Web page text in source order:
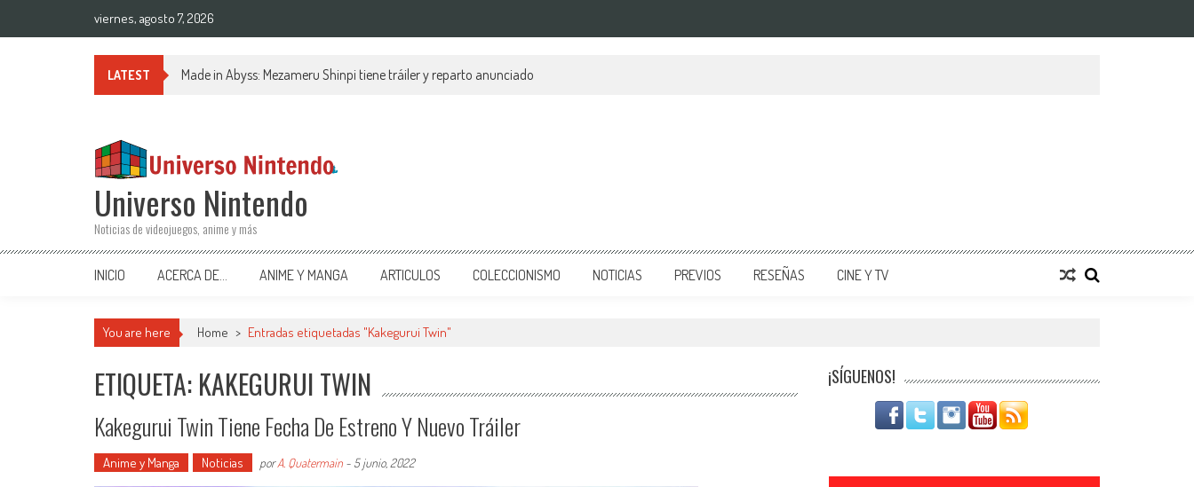
viernes, agosto 7, 2026
LATEST Made in Abyss: Mezameru Shinpi tiene tráiler y reparto anunciado
Universo Nintendo
Noticias de videojuegos, anime y más
INICIO ACERCA DE… ANIME Y MANGA ARTICULOS COLECCIONISMO NOTICIAS PREVIOS RESEÑAS CINE Y TV
You are here Home > Entradas etiquetadas "Kakegurui Twin"
ETIQUETA: KAKEGURUI TWIN
Kakegurui Twin Tiene Fecha De Estreno Y Nuevo Tráiler
Anime y Manga Noticias porA. Quatermain - 5 junio, 2022
¡SÍGUENOS!